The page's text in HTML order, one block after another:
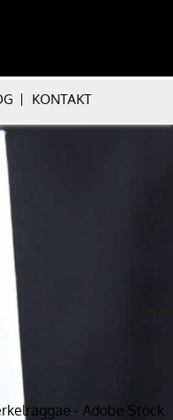
KONTAKT
- Adobe Stock